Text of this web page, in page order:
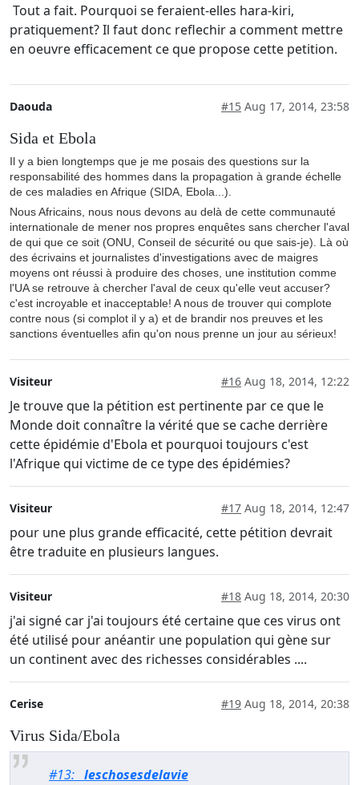
Tout a fait. Pourquoi se feraient-elles hara-kiri,
pratiquement? Il faut donc reflechir a comment mettre
en oeuvre efficacement ce que propose cette petition.
Daouda #15 Aug 17, 2014, 23:58
Sida et Ebola
Il y a bien longtemps que je me posais des questions sur la
responsabilité des hommes dans la propagation à grande échelle
de ces maladies en Afrique (SIDA, Ebola...).
Nous Africains, nous nous devons au delà de cette communauté
internationale de mener nos propres enquêtes sans chercher l'aval
de qui que ce soit (ONU, Conseil de sécurité ou que sais-je). Là où
des écrivains et journalistes d'investigations avec de maigres
moyens ont réussi à produire des choses, une institution comme
l'UA se retrouve à chercher l'aval de ceux qu'elle veut accuser?
c'est incroyable et inacceptable! A nous de trouver qui complote
contre nous (si complot il y a) et de brandir nos preuves et les
sanctions éventuelles afin qu'on nous prenne un jour au sérieux!
Visiteur #16 Aug 18, 2014, 12:22
Je trouve que la pétition est pertinente par ce que le
Monde doit connaître la vérité que se cache derrière
cette épidémie d'Ebola et pourquoi toujours c'est
l'Afrique qui victime de ce type des épidémies?
Visiteur #17 Aug 18, 2014, 12:47
pour une plus grande efficacité, cette pétition devrait
être traduite en plusieurs langues.
Visiteur #18 Aug 18, 2014, 20:30
j'ai signé car j'ai toujours été certaine que ces virus ont
été utilisé pour anéantir une population qui gène sur
un continent avec des richesses considérables ....
Cerise #19 Aug 18, 2014, 20:38
Virus Sida/Ebola
#13: leschosesdelavie